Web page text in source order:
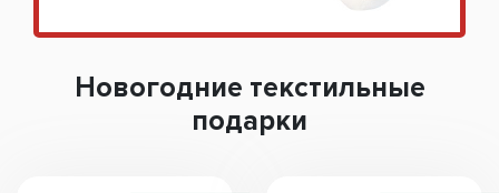
Новогодние текстильные
подарки